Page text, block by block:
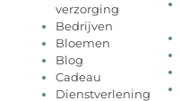
verzorging
Bedrijven
Bloemen
Blog
Cadeau
Dienstverlening